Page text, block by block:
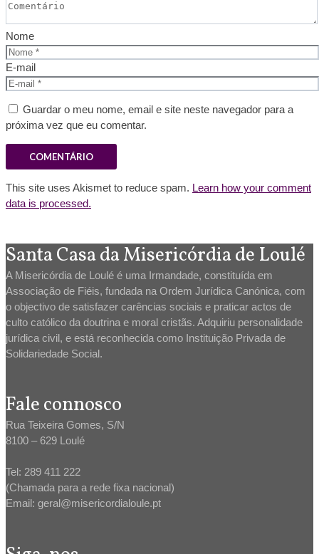
Nome
E-mail
Guardar o meu nome, email e site neste navegador para a
próxima vez que eu comentar.
This site uses Akismet to reduce spam. Learn how your comment
data is processed.
Santa Casa da Misericórdia de Loulé
A Misericórdia de Loulé é uma Irmandade, constituída em
Associação de Fiéis, fundada na Ordem Jurídica Canónica, com
o objectivo de satisfazer carências sociais e praticar actos de
culto católico da doutrina e moral cristãs. Adquiriu personalidade
jurídica civil, e está reconhecida como Instituição Privada de
Solidariedade Social.
Fale connosco
Rua Teixeira Gomes, S/N
8100 – 629 Loulé
Tel: 289 411 222
(Chamada para a rede fixa nacional)
Email: geral@misericordialoule.pt